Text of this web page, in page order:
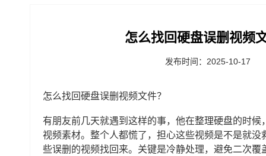
怎么找回硬盘误删视频
发布时间：2025-10-17
怎么找回硬盘误删视频文件？
有朋友前几天就遇到这样的事，他在整理硬盘的时
视频素材。整个人都慌了，担心这些视频是不是就
些误删的视频找回来。关键是冷静处理，避免二次覆